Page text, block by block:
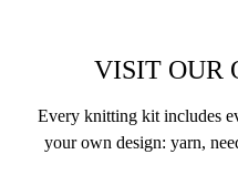
VISIT OUR
Every knitting kit includes
your own design: yarn,